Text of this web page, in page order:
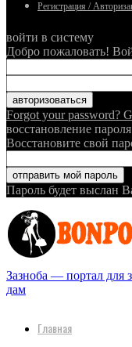
Регистрация /
войти в систему
Добро пожаловать!
Forgot your password?
восстановление пароля
Восстановите свой
Пароль будет выслан
Зазноба — портал для
дам
Главная